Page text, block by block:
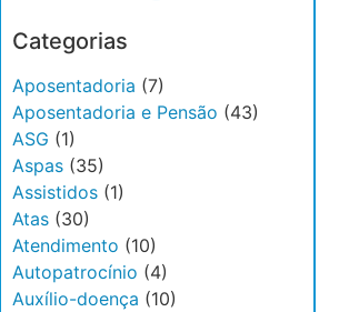
Categorias
Aposentadoria (7)
Aposentadoria e Pensão (43)
ASG (1)
Aspas(35)
Assistidos(1)
Atas(30)
Atendimento (10)
Autopatrocínio (4)
Auxílio-doença (10)